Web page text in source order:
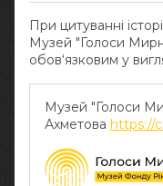
При цитуванні
Музей "Голоси
обов‘язковим у
Музей "Голоси
Ахметова https://